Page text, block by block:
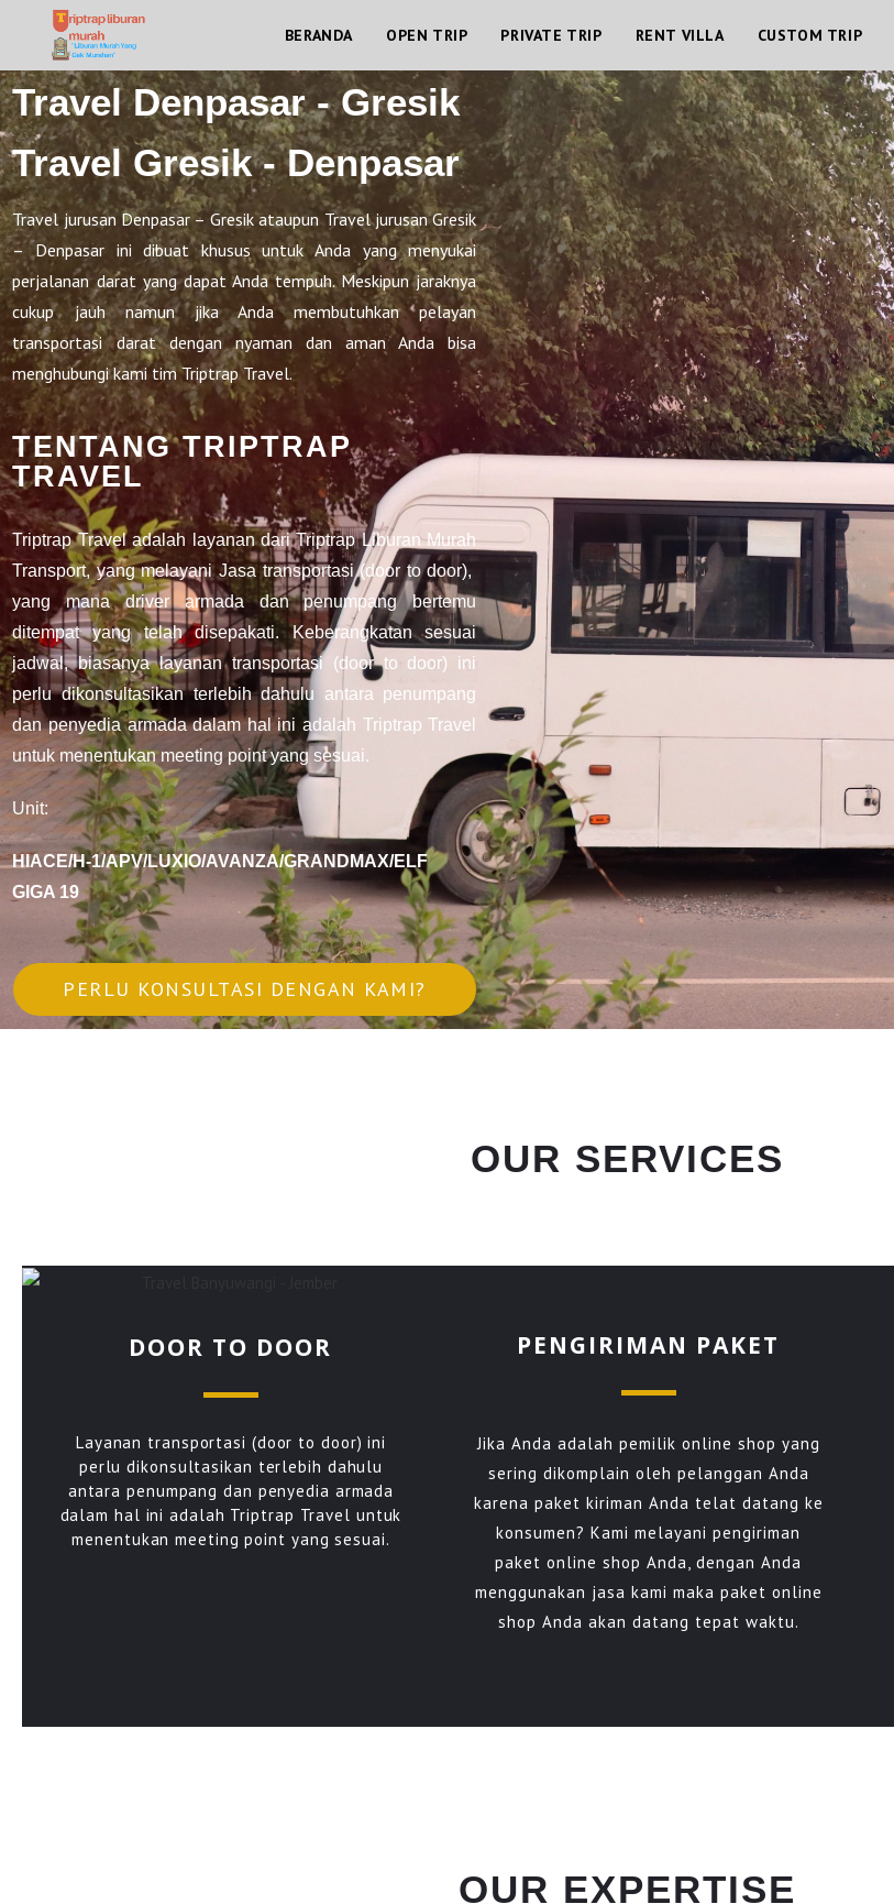
BERANDA OPEN TRIP PRIVATE TRIP RENT VILLA CUSTOM TRIP
Travel Denpasar - Gresik
Travel Gresik - Denpasar
Travel jurusan Denpasar – Gresik ataupun Travel jurusan Gresik
– Denpasar ini dibuat khusus untuk Anda yang menyukai
perjalanan darat yang dapat Anda tempuh. Meskipun jaraknya
cukup jauh namun jika Anda membutuhkan pelayan
transportasi darat dengan nyaman dan aman Anda bisa
menghubungi kami tim Triptrap Travel.
TENTANG TRIPTRAP
TRAVEL
Triptrap Travel adalah layanan dari Triptrap Liburan Murah
Transport, yang melayani Jasa transportasi (door to door),
yang mana driver armada dan penumpang bertemu
ditempat yang telah disepakati. Keberangkatan sesuai
jadwal, biasanya layanan transportasi (door to door) ini
perlu dikonsultasikan terlebih dahulu antara penumpang
dan penyedia armada dalam hal ini adalah Triptrap Travel
untuk menentukan meeting point yang sesuai.
Unit:
HIACE/H-1/APV/LUXIO/AVANZA/GRANDMAX/ELF
GIGA 19
PERLU KONSULTASI DENGAN KAMI?
OUR SERVICES
DOOR TO DOOR
Layanan transportasi (door to door) ini
perlu dikonsultasikan terlebih dahulu
antara penumpang dan penyedia armada
dalam hal ini adalah Triptrap Travel untuk
menentukan meeting point yang sesuai.
PENGIRIMAN PAKET
Jika Anda adalah pemilik online shop yang
sering dikomplain oleh pelanggan Anda
karena paket kiriman Anda telat datang ke
konsumen? Kami melayani pengiriman
paket online shop Anda, dengan Anda
menggunakan jasa kami maka paket online
shop Anda akan datang tepat waktu.
OUR EXPERTISE